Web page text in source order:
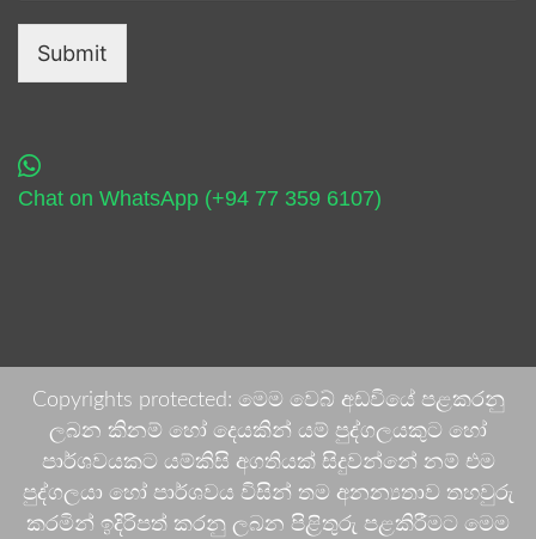
Submit
Chat on WhatsApp (+94 77 359 6107)
Copyrights protected: මෙම වෙබ් අඩවියේ පළකරනු
ලබන කිනම් හෝ දෙයකින් යම් පුද්ගලයකුට හෝ
පාර්ශවයකට යම්කිසි අගතියක් සිදුවන්නේ නම් එම
පුද්ගලයා හෝ පාර්ශවය විසින් තම අනන්‍යතාව තහවුරු
කරමින් ඉදිරිපත් කරනු ලබන පිළිතුරු පළකිරීමට මෙම